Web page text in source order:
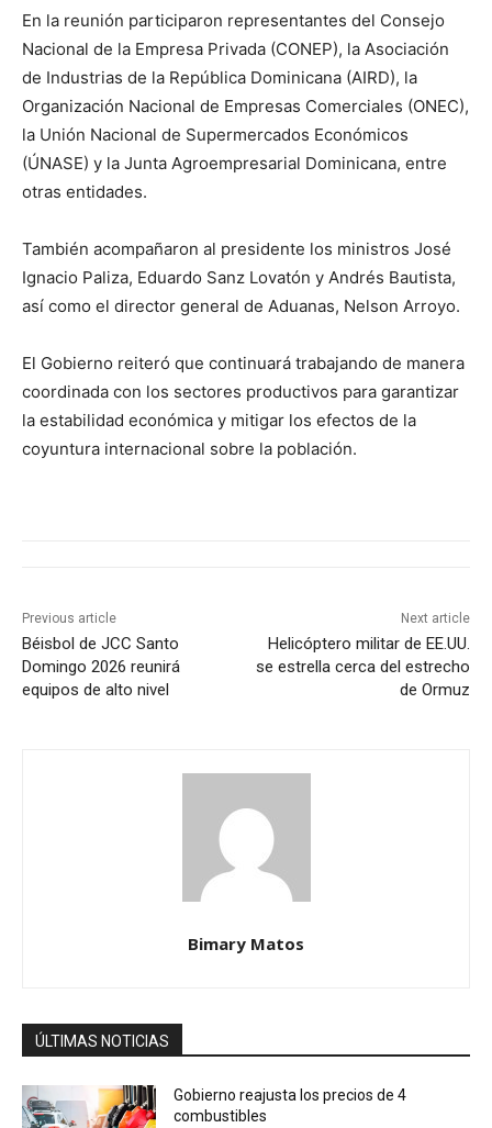
En la reunión participaron representantes del Consejo
Nacional de la Empresa Privada (CONEP), la Asociación
de Industrias de la República Dominicana (AIRD), la
Organización Nacional de Empresas Comerciales (ONEC),
la Unión Nacional de Supermercados Económicos
(ÚNASE) y la Junta Agroempresarial Dominicana, entre
otras entidades.
También acompañaron al presidente los ministros José
Ignacio Paliza, Eduardo Sanz Lovatón y Andrés Bautista,
así como el director general de Aduanas, Nelson Arroyo.
El Gobierno reiteró que continuará trabajando de manera
coordinada con los sectores productivos para garantizar
la estabilidad económica y mitigar los efectos de la
coyuntura internacional sobre la población.
Previous article
Béisbol de JCC Santo
Domingo 2026 reunirá
equipos de alto nivel
Next article
Helicóptero militar de EE.UU.
se estrella cerca del estrecho
de Ormuz
Bimary Matos
ÚLTIMAS NOTICIAS
Gobierno reajusta los precios de 4
combustibles